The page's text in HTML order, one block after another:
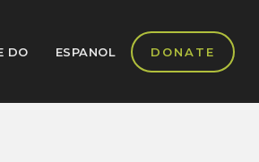
DO ESPANOL DONATE